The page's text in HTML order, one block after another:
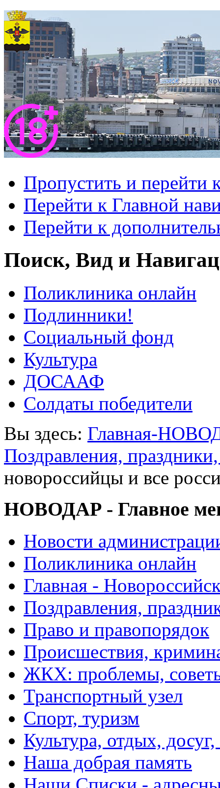
Пропустить и перейти
Перейти к Главной
Перейти к
Поиск, Вид и
Поликлиника онлайн
Подлинники!
Социальный фонд
Культура
ДОСААФ
Солдаты победители
Вы здесь: Главная-
Поздравления,
новороссийцы и все
НОВОДАР - Главное
Новости
Поликлиника онлайн
Главная -
Поздравления,
Право и правопорядок
Происшествия,
ЖКХ: проблемы,
Транспортный узел
Спорт, туризм
Культура, отдых,
Наша добрая память